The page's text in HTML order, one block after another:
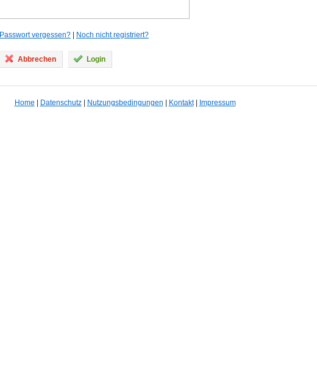
Passwort vergessen? Noch nicht registriert?
Abbrechen Login
Home | Datenschutz| Nutzungsbedingungen | Kontakt| Impressum